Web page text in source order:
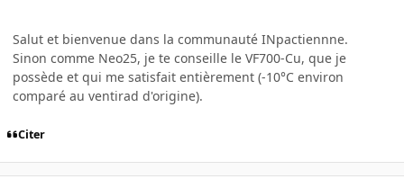
Salut et bienvenue dans la communauté INpactiennne.
Sinon comme Neo25, je te conseille le VF700-Cu, que je
possède et qui me satisfait entièrement (-10°C environ
comparé au ventirad d'origine).
Citer